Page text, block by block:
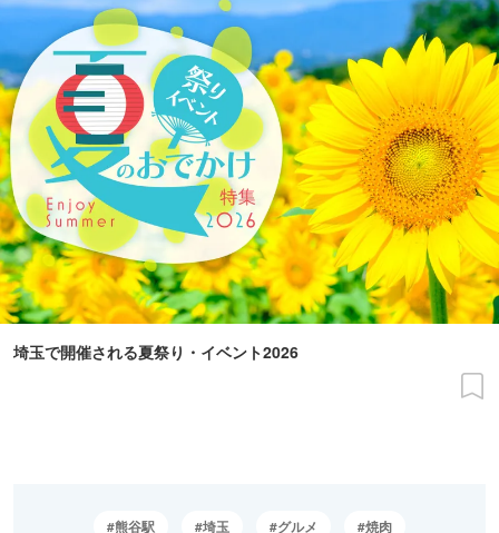
埼玉で開催される夏祭り・イベント2026
熊谷駅 埼玉 グルメ 焼肉